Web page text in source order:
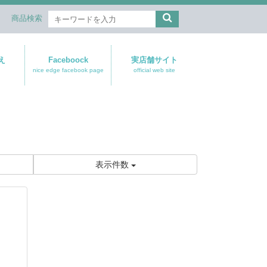
商品検索
Faceboock
nice edge facebook page
実店舗サイト
official web site
表示件数